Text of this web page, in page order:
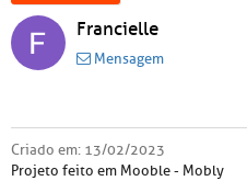
Francielle
Mensagem
Criado em: 13/02/2023
Projeto feito em Mooble - Mobly